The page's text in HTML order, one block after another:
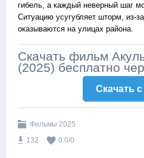
гибель, а каждый неверный шаг
Ситуацию усугубляет шторм, из-
оказываются на улицах района.
Скачать фильм
(2025) бесплатно
Скачать c
Фильмы 2025
132
0.0/0